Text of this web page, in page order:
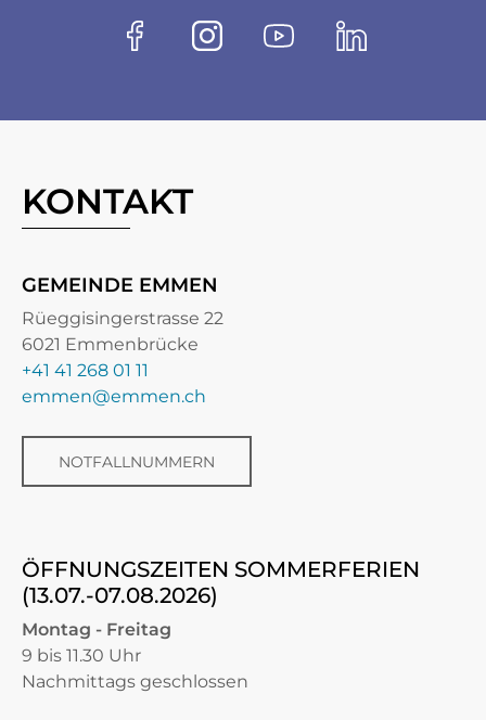
Socials
FacebookInstagramYoutubeLinkedin
KONTAKT
GEMEINDE EMMEN
Rüeggisingerstrasse 22
6021 Emmenbrücke
+41 41 268 01 11
emmen@emmen.ch
NOTFALLNUMMERN
ÖFFNUNGSZEITEN SOMMERFERIEN
(13.07.-07.08.2026)
Montag - Freitag
9 bis 11.30 Uhr
Nachmittags geschlossen